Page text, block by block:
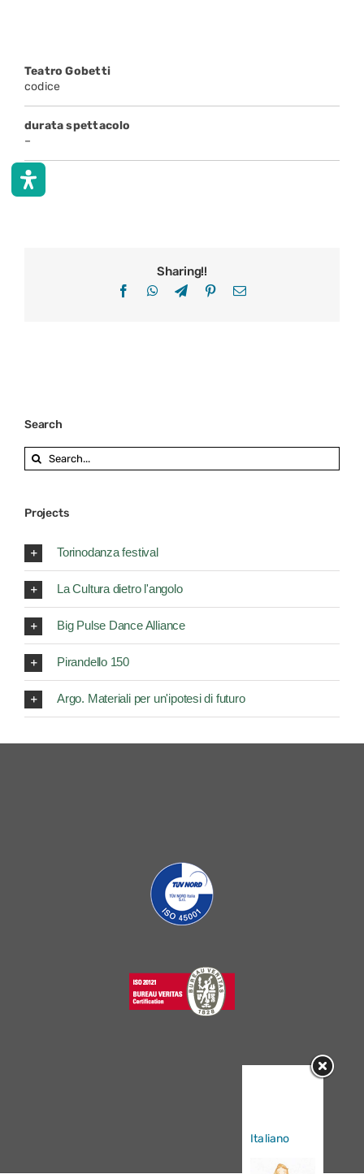
Teatro Gobetti
codice
durata spettacolo
–
Sharing!!
FacebookWhatsApp
TelegramPinterestEmail
Search
Search
for:
Projects
Torinodanza festival
La Cultura dietro l'angolo
Big Pulse Dance Alliance
Pirandello 150
Argo. Materiali per un'ipotesi di futuro
Italiano